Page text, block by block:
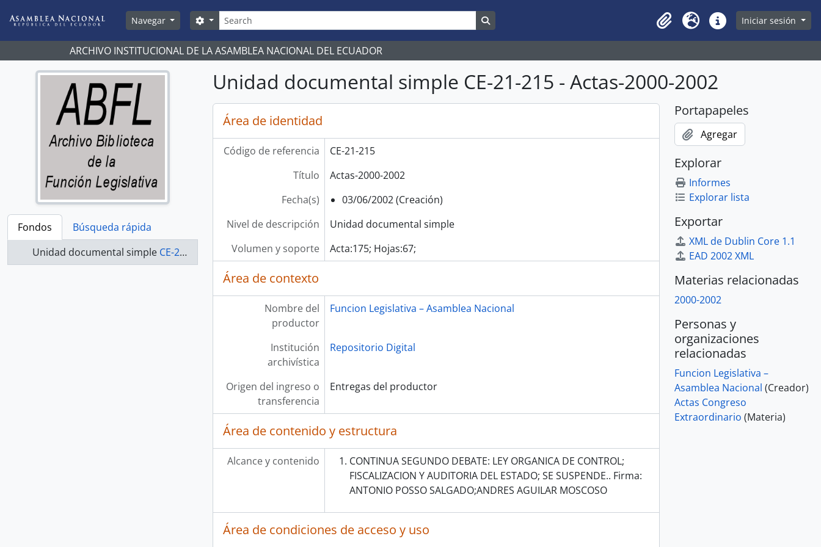
Navegar
Búsqueda
Search options
Clipboard
Idioma Enlaces rápidos
Iniciar sesión
ARCHIVO INSTITUCIONAL DE LA ASAMBLEA NACIONAL DEL ECUADOR
Fondos
Búsqueda rápida
Unidad documental simple CE-21-215 - Actas-2000-2002
Unidad documental simple CE-21-215 - Actas-2000-2002
Área de identidad
Código de referencia
CE-21-215
Título
Actas-2000-2002
Fecha(s)
03/06/2002 (Creación)
Nivel de descripción
Unidad documental simple
Volumen y soporte
Acta:175; Hojas:67;
Área de contexto
Nombre del
productor
Funcion Legislativa – Asamblea Nacional
Institución
archivística
Repositorio Digital
Origen del ingreso o
transferencia
Entregas del productor
Área de contenido y estructura
Alcance y contenido
CONTINUA SEGUNDO DEBATE: LEY ORGANICA DE CONTROL;
FISCALIZACION Y AUDITORIA DEL ESTADO; SE SUSPENDE.. Firma:
ANTONIO POSSO SALGADO;ANDRES AGUILAR MOSCOSO
Área de condiciones de acceso y uso
Portapapeles
Agregar
Explorar
Informes
Explorar lista
Exportar
XML de Dublin Core 1.1
EAD 2002 XML
Materias relacionadas
2000-2002
Personas y
organizaciones
relacionadas
Funcion Legislativa –
Asamblea Nacional (Creador)
Actas Congreso
Extraordinario (Materia)